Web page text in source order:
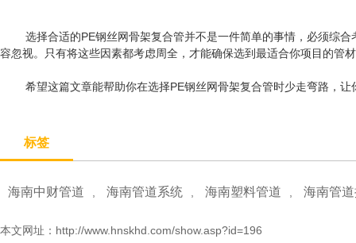
选择合适的PE钢丝网骨架复合管并不是一件简单的事情，必须综合
容忽视。只有将这些因素都考虑周全，才能确保选到最适合你项目的管
希望这篇文章能帮助你在选择PE钢丝网骨架复合管时少走弯路，让
标签
海南中财管道 海南管道系统 海南塑料管道 海南管
本文网址： http://www.hnskhd.com/show.asp?id=196